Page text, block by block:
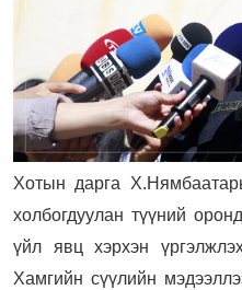
Хотын дарга
холбогдуулан түүний
үйл явц хэрхэн
Хамгийн сүүлийн